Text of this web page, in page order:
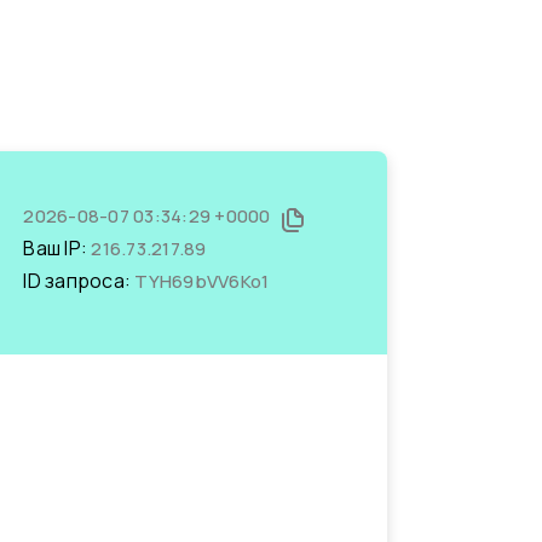
2026-08-07 03:34:29 +0000
Ваш IP:216.73.217.89
ID запроса: TYH69bVV6Ko1